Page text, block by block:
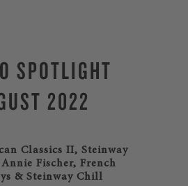
SPOTLIGHT
2022
Classics II, Steinway
Fischer, French
& Steinway Chill